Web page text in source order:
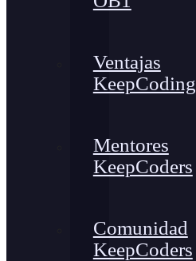
Ventajas
KeepCoding
Mentores
KeepCoders
Comunidad
KeepCoders